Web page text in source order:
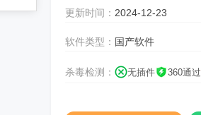
更新时间： 2024-12-23
软件类型： 国产软件
杀毒检测： 无插件 360通过